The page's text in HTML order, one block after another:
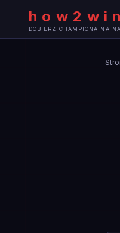
how2win
DOBIERZ CHAMPIONA NA